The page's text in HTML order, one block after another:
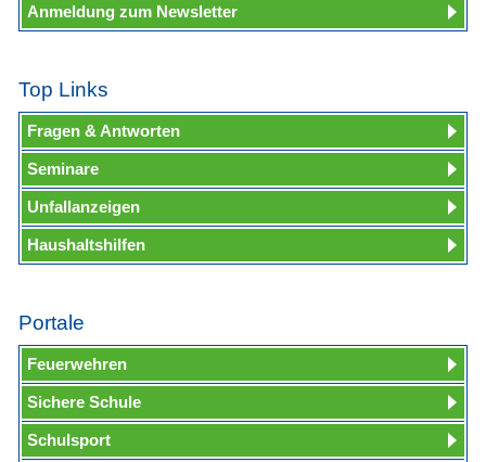
Anmeldung zum Newsletter
Top Links
Fragen & Antworten
Seminare
Unfallanzeigen
Haushaltshilfen
Portale
Feuerwehren
Sichere Schule
Schulsport